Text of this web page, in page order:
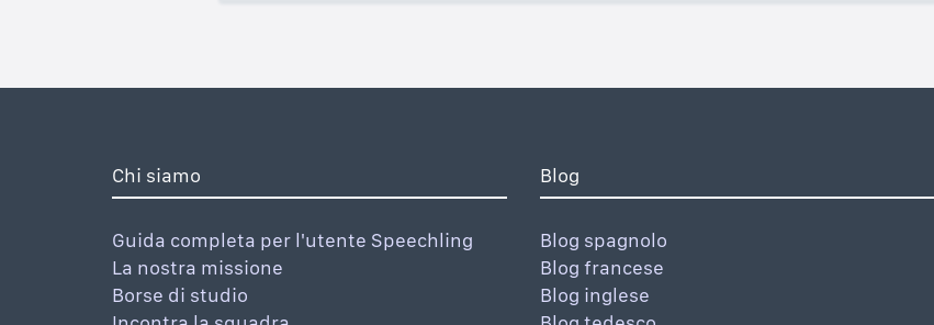
Chi siamo
Guida completa per l'utente Speechling
La nostra missione
Borse di studio
Blog
Blog spagnolo
Blog francese
Blog inglese